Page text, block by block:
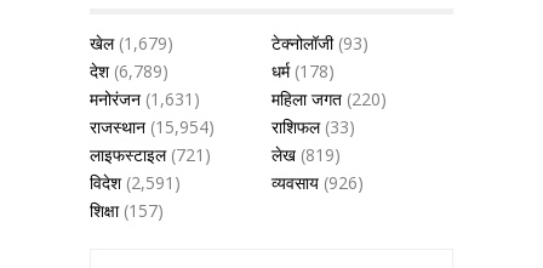
खेल(1,679) टेक्नोलॉजी(93)
देश(6,789) धर्म(178)
मनोरंजन (1,631) महिला जगत (220)
राजस्थान (15,954) राशिफल(33)
लाइफस्टाइल(721) लेख (819)
विदेश(2,591) व्यवसाय (926)
शिक्षा(157)